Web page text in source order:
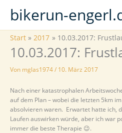
Inhalt
springenbikerun-
Start 2017 10.03.2017:
10.03.2017:
Von mglas1974/ 10. März 2017
Nach einer katastrophalen
auf dem Plan – wobei die letzten 5km
absolvieren waren. Erwartet hatte ich,
Laufen auswirken würde, aber ich war
immer die beste Therapie 😉.